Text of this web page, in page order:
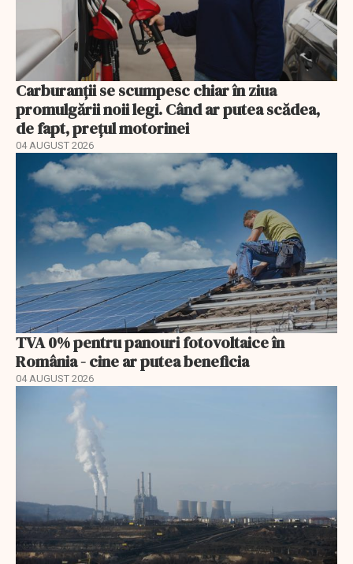
Carburanții se scumpesc chiar în ziua
promulgării noii legi. Când ar putea scădea,
de fapt, prețul motorinei
04 AUGUST 2026
TVA 0% pentru panouri fotovoltaice în
România - cine ar putea beneficia
04 AUGUST 2026